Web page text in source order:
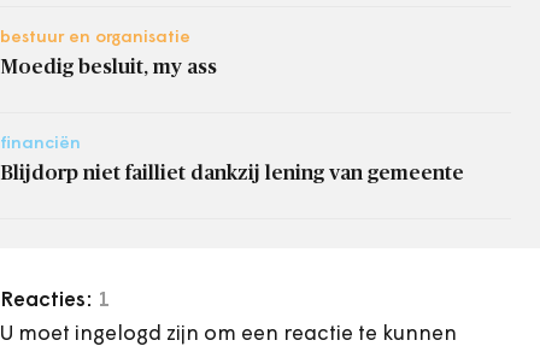
bestuur en organisatie
Moedig besluit, my ass
financiën
Blijdorp niet failliet dankzij lening van gemeente
Reacties: 1
U moet ingelogd zijn om een reactie te kunnen